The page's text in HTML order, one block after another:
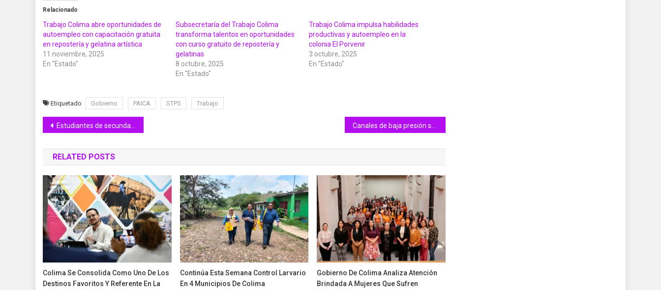
Relacionado
Trabajo Colima abre oportunidades de
autoempleo con capacitación gratuita
en repostería y gelatina artística
11 noviembre, 2025
En "Estado"
Subsecretaría del Trabajo Colima
transforma talentos en oportunidades
con curso gratuito de repostería y
gelatinas
8 octubre, 2025
En "Estado"
Trabajo Colima impulsa habilidades
productivas y autoempleo en la
colonia El Porvenir
3 octubre, 2025
En "Estado"
Etiquetado Gobierno PAICA STPS Trabajo
Navegación
de
entradas
Estudiantes de secundaria en Ixtlahuacán recibieron sus computadoras gratuitas Canales de baja presión sobre el occidente del país, podrían ocasionar lluvias en algunos municipios de Colima
RELATED POSTS
Colima Se Consolida Como Uno De Los
Destinos Favoritos Y Referente En La
Continúa Esta Semana Control Larvario
En 4 Municipios De Colima
Gobierno De Colima Analiza Atención
Brindada A Mujeres Que Sufren